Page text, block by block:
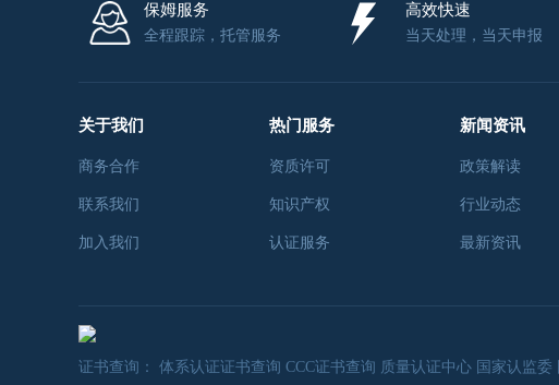
保姆服务
全程跟踪，托管服务
高效快速
当天处理，当天申报
关于我们
商务合作
联系我们
加入我们
热门服务
资质许可
知识产权
认证服务
新闻资讯
政策解读
行业动态
最新资讯
证书查询： 体系认证证书查询 CCC证书查询 质量认证中心 国家认监委